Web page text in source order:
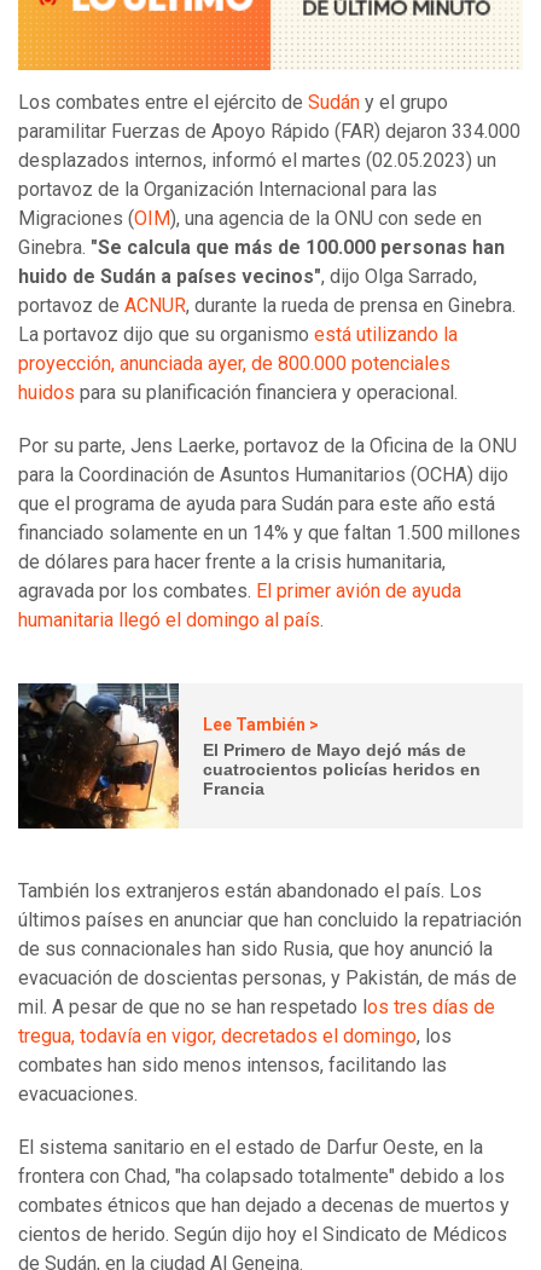
Los combates entre el ejército de Sudán y el grupo
paramilitar Fuerzas de Apoyo Rápido (FAR) dejaron 334.000
desplazados internos, informó el martes (02.05.2023) un
portavoz de la Organización Internacional para las
Migraciones (OIM), una agencia de la ONU con sede en
Ginebra. "Se calcula que más de 100.000 personas han
huido de Sudán a países vecinos", dijo Olga Sarrado,
portavoz de ACNUR, durante la rueda de prensa en Ginebra.
La portavoz dijo que su organismo está utilizando la
proyección, anunciada ayer, de 800.000 potenciales
huidos para su planificación financiera y operacional.
Por su parte, Jens Laerke, portavoz de la Oficina de la ONU
para la Coordinación de Asuntos Humanitarios (OCHA) dijo
que el programa de ayuda para Sudán para este año está
financiado solamente en un 14% y que faltan 1.500 millones
de dólares para hacer frente a la crisis humanitaria,
agravada por los combates. El primer avión de ayuda
humanitaria llegó el domingo al país.
Lee También >
El Primero de Mayo dejó más de
cuatrocientos policías heridos en
Francia
También los extranjeros están abandonado el país. Los
últimos países en anunciar que han concluido la repatriación
de sus connacionales han sido Rusia, que hoy anunció la
evacuación de doscientas personas, y Pakistán, de más de
mil. A pesar de que no se han respetado l os tres días de
tregua, todavía en vigor, decretados el domingo, los
combates han sido menos intensos, facilitando las
evacuaciones.
El sistema sanitario en el estado de Darfur Oeste, en la
frontera con Chad, "ha colapsado totalmente" debido a los
combates étnicos que han dejado a decenas de muertos y
cientos de herido. Según dijo hoy el Sindicato de Médicos
de Sudán, en la ciudad Al Geneina.